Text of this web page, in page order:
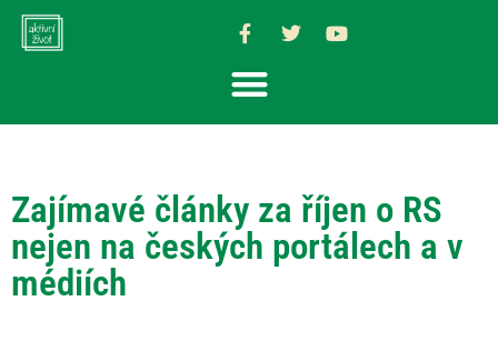
Zajímavé články za říjen o RS
nejen na českých portálech a v
médiích